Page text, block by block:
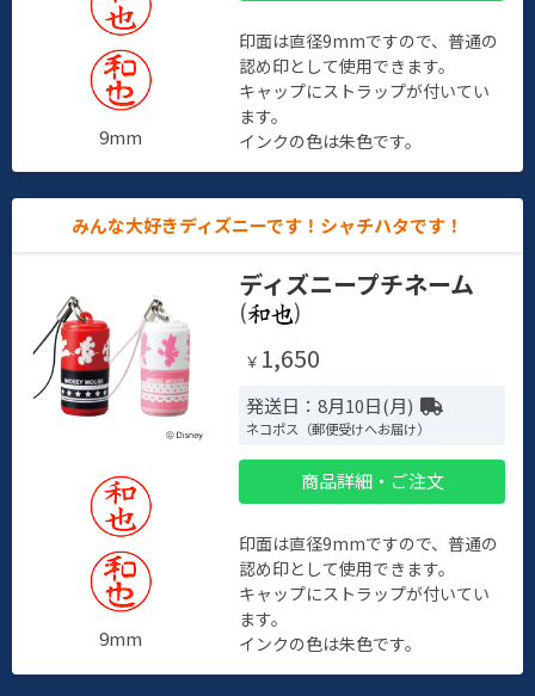
9mm
印面は直径9mmですので、普通の
認め印として使用できます。
キャップにストラップが付いてい
ます。
インクの色は朱色です。
みんな大好きディズニーです！シャチハタです！
9mm
ディズニープチネーム
( )
￥ 1,650
発送日：8月10日(月)
ネコポス（郵便受けへお届け）
商品詳細・ご注文
印面は直径9mmですので、普通の
認め印として使用できます。
キャップにストラップが付いてい
ます。
インクの色は朱色です。